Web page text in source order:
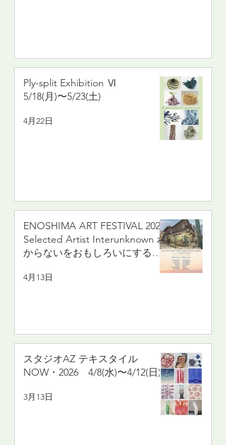
Ply-split Exhibition Ⅵ
5/18(月)〜5/23(土)
4月22日
ENOSHIMA ART FESTIVAL 2026
Selected Artist Interunknown わ
からないをおもしろいにする
4月13日
スタジオAZ テキスタイル
NOW・2026 4/8(水)〜4/12(日)
3月13日